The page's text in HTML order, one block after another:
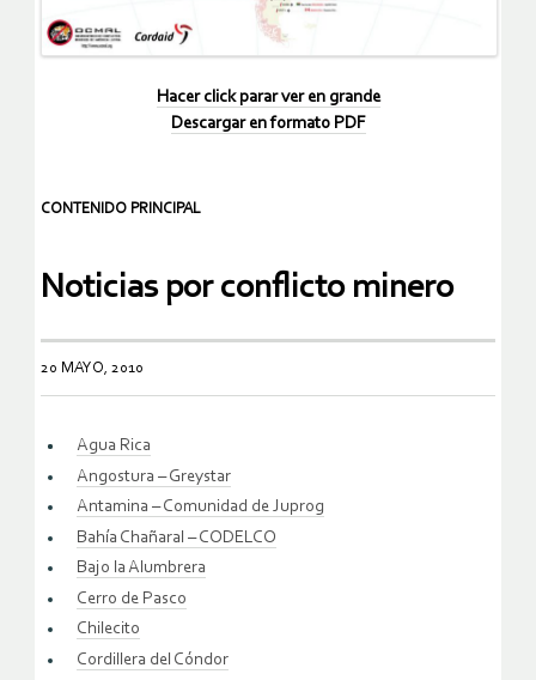
Hacer click parar ver en grande
Descargar en formato PDF
CONTENIDO PRINCIPAL
Noticias por conflicto minero
20 MAYO, 2010
Agua Rica
Angostura – Greystar
Antamina – Comunidad de Juprog
Bahía Chañaral – CODELCO
Bajo la Alumbrera
Cerro de Pasco
Chilecito
Cordillera del Cóndor